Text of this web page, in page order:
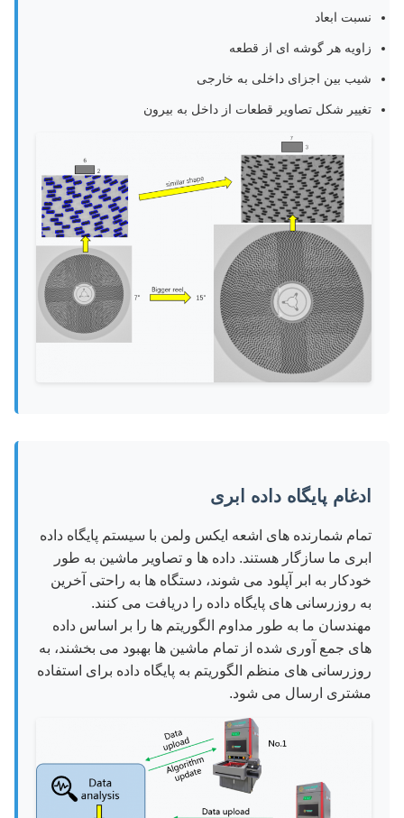
نسبت ابعاد
زاویه هر گوشه ای از قطعه
شیب بین اجزای داخلی به خارجی
تغییر شکل تصاویر قطعات از داخل به بیرون
ادغام پایگاه داده ابری
تمام شمارنده های اشعه ایکس ولمن با سیستم پایگاه داده
ابری ما سازگار هستند. داده ها و تصاویر ماشین به طور
خودکار به ابر آپلود می شوند، دستگاه ها به راحتی آخرین
به روزرسانی های پایگاه داده را دریافت می کنند.
مهندسان ما به طور مداوم الگوریتم ها را بر اساس داده
های جمع آوری شده از تمام ماشین ها بهبود می بخشند، به
روزرسانی های منظم الگوریتم به پایگاه داده برای استفاده
مشتری ارسال می شود.